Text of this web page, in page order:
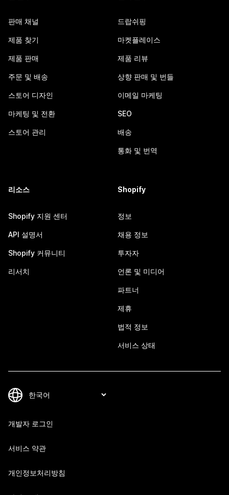
판매 채널
제품 찾기
제품 판매
주문 및 배송
스토어 디자인
마케팅 및 전환
스토어 관리
드랍쉬핑
마켓플레이스
제품 리뷰
상향 판매 및 번들
이메일 마케팅
SEO
배송
통화 및 번역
리소스
Shopify 지원 센터
API 설명서
Shopify 커뮤니티
리서치
Shopify
정보
채용 정보
투자자
언론 및 미디어
파트너
제휴
법적 정보
서비스 상태
개발자 로그인
서비스 약관
개인정보처리방침